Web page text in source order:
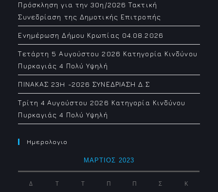
Πρόσκληση για την 30η/2026 Τακτική
Συνεδρίαση της Δημοτικής Επιτροπής
Ενημέρωση Δήμου Κρωπίας 04.08.2026
Τετάρτη 5 Αυγούστου 2026 Κατηγορία Κινδύνου
Πυρκαγιάς 4 Πολύ Υψηλή
ΠΙΝΑΚΑΣ 23H -2026 ΣΥΝΕΔΡΙΑΣΗ Δ.Σ
Τρίτη 4 Αυγούστου 2026 Κατηγορία Κινδύνου
Πυρκαγιάς 4 Πολύ Υψηλή
Ημερολογιο
ΜΆΡΤΙΟΣ 2023
Δ Τ Τ Π Π Σ Κ